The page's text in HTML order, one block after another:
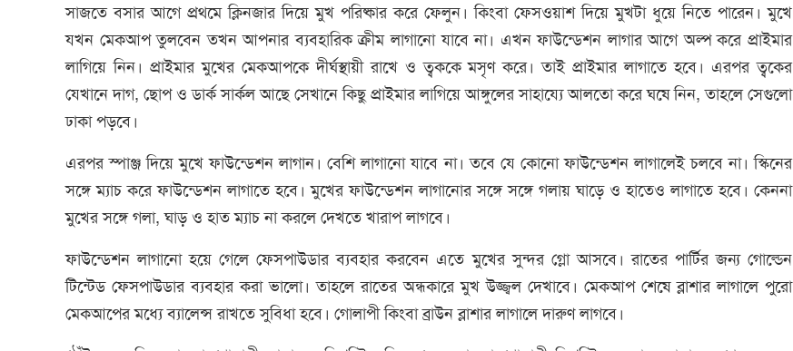
সাজতে বসার আগে প্রথমে ক্লিনজার দিয়ে মুখ পরিষ্কার করে ফেলুন। কিংবা ফেসওয়াশ দিয়ে মুখটা ধুয়ে নিতে পারেন। মুখে
যখন মেকআপ তুলবেন তখন আপনার ব্যবহারিক ক্রীম লাগানো যাবে না। এখন ফাউন্ডেশন লাগার আগে অল্প করে প্রাইমার
লাগিয়ে নিন। প্রাইমার মুখের মেকআপকে দীর্ঘস্থায়ী রাখে ও ত্বককে মসৃণ করে। তাই প্রাইমার লাগাতে হবে। এরপর ত্বকের
যেখানে দাগ, ছোপ ও ডার্ক সার্কল আছে সেখানে কিছু প্রাইমার লাগিয়ে আঙ্গুলের সাহায্যে আলতো করে ঘষে নিন, তাহলে সেগুলো
ঢাকা পড়বে।
এরপর স্পাঞ্জ দিয়ে মুখে ফাউন্ডেশন লাগান। বেশি লাগানো যাবে না। তবে যে কোনো ফাউন্ডেশন লাগালেই চলবে না। স্কিনের
সঙ্গে ম্যাচ করে ফাউন্ডেশন লাগাতে হবে। মুখের ফাউন্ডেশন লাগানোর সঙ্গে সঙ্গে গলায় ঘাড়ে ও হাতেও লাগাতে হবে। কেননা
মুখের সঙ্গে গলা, ঘাড় ও হাত ম্যাচ না করলে দেখতে খারাপ লাগবে।
ফাউন্ডেশন লাগানো হয়ে গেলে ফেসপাউডার ব্যবহার করবেন এতে মুখের সুন্দর গ্লো আসবে। রাতের পার্টির জন্য গোল্ডেন
টিন্টেড ফেসপাউডার ব্যবহার করা ভালো। তাহলে রাতের অন্ধকারে মুখ উজ্জ্বল দেখাবে। মেকআপ শেষে ব্লাশার লাগালে পুরো
মেকআপের মধ্যে ব্যালেন্স রাখতে সুবিধা হবে। গোলাপী কিংবা ব্রাউন ব্লাশার লাগালে দারুণ লাগবে।